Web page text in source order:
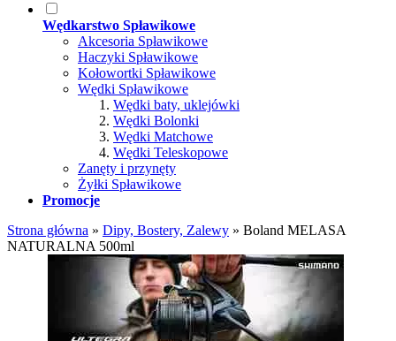
Wędkarstwo Spławikowe
Akcesoria Spławikowe
Haczyki Spławikowe
Kołowortki Spławikowe
Wędki Spławikowe
Wędki baty, uklejówki
Wędki Bolonki
Wędki Matchowe
Wędki Teleskopowe
Zanęty i przynęty
Żyłki Spławikowe
Promocje
Strona główna » Dipy, Bostery, Zalewy » Boland MELASA
NATURALNA 500ml